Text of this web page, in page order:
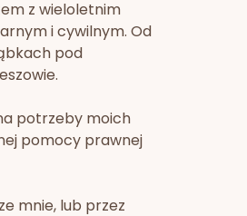
z wieloletnim
i cywilnym. Od
pod
potrzeby moich
pomocy prawnej
mnie, lub przez